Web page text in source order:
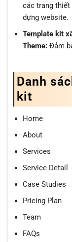
các trang thiết
dựng website.
Template kit
Theme:Đảm
Danh
kit
Home
About
Services
Service Detail
Case Studies
Pricing Plan
Team
FAQs